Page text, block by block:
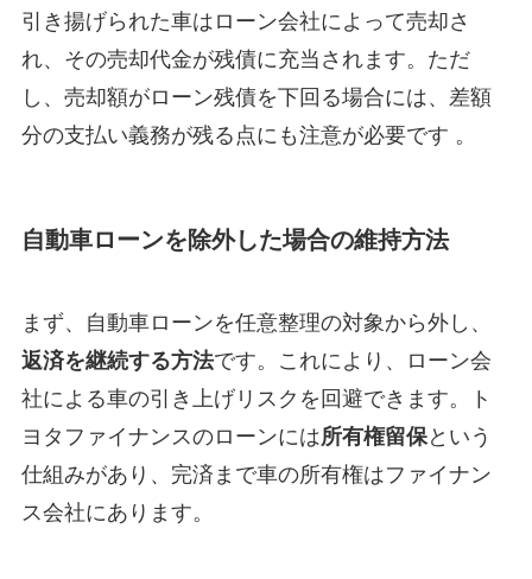
引き揚げられた車はローン会社によって売却さ
れ、その売却代金が残債に充当されます。ただ
し、売却額がローン残債を下回る場合には、差額
分の支払い義務が残る点にも注意が必要です 。
自動車ローンを除外した場合の維持方法
まず、自動車ローンを任意整理の対象から外し、
返済を継続する方法です。これにより、ローン会
社による車の引き上げリスクを回避できます。ト
ヨタファイナンスのローンには所有権留保という
仕組みがあり、完済まで車の所有権はファイナン
ス会社にあります。